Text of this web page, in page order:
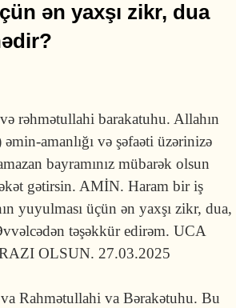
ən yaxşı zikr, dua
rəhmətullahi barakatuhu. Allahın
amanlığı və şəfaəti üzərinizə
bayramınız mübarək olsun
gətirsin. AMİN. Haram bir iş
yuyulması üçün ən yaxşı zikr, dua,
təşəkkür edirəm. UCA
OLSUN. 27.03.2025
Rahmətullahi va Bərakətuhu. Bu